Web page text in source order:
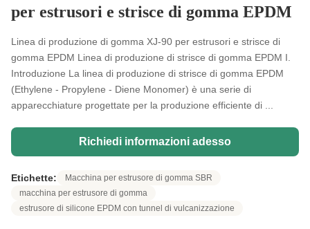
per estrusori e strisce di gomma EPDM
Linea di produzione di gomma XJ-90 per estrusori e strisce di
gomma EPDM Linea di produzione di strisce di gomma EPDM I.
Introduzione La linea di produzione di strisce di gomma EPDM
(Ethylene - Propylene - Diene Monomer) è una serie di
apparecchiature progettate per la produzione efficiente di ...
Richiedi informazioni adesso
Etichette:
Macchina per estrusore di gomma SBR
macchina per estrusore di gomma
estrusore di silicone EPDM con tunnel di vulcanizzazione